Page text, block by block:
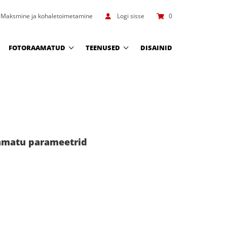
Maksmine ja kohaletoimetamine Logi sisse 0
FOTORAAMATUD TEENUSED DISAINID
parameetrid